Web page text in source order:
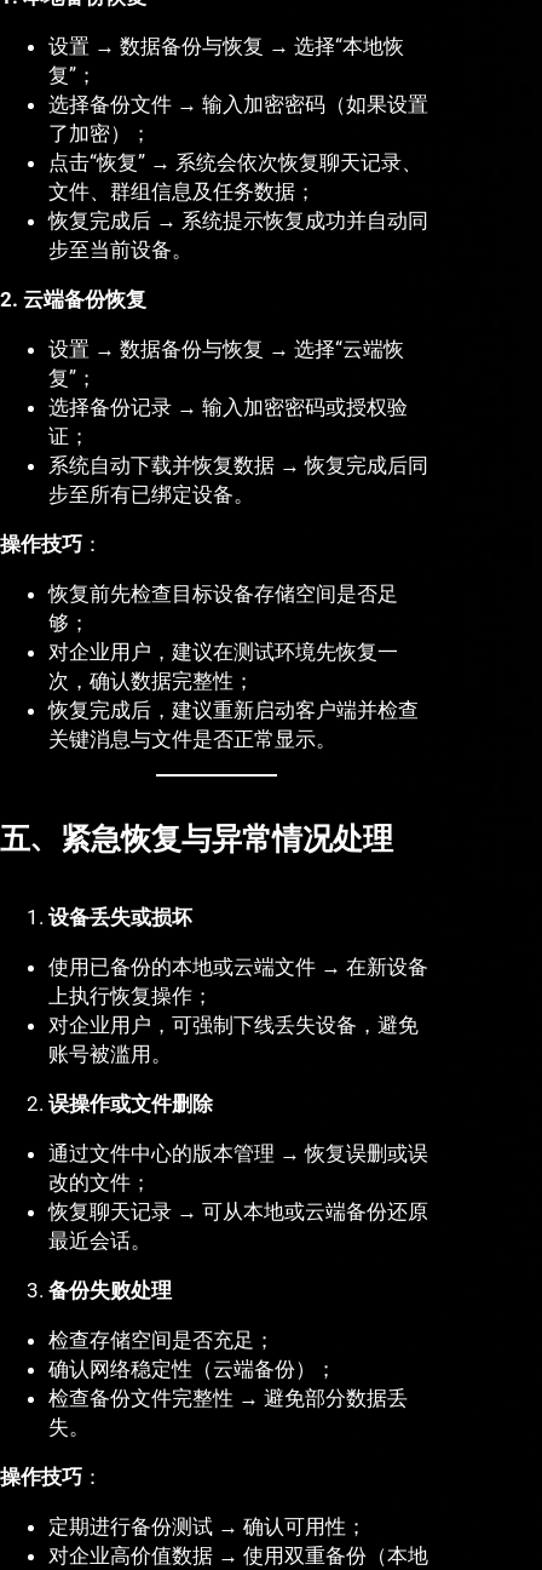
设置 → 数据备份与恢复 → 选择“本地恢
复”；
选择备份文件 → 输入加密密码（如果设置
了加密）；
点击“恢复” → 系统会依次恢复聊天记录、
文件、群组信息及任务数据；
恢复完成后 → 系统提示恢复成功并自动同
步至当前设备。
2. 云端备份恢复
设置 → 数据备份与恢复 → 选择“云端恢
复”；
选择备份记录 → 输入加密密码或授权验
证；
系统自动下载并恢复数据 → 恢复完成后同
步至所有已绑定设备。
操作技巧 ：
恢复前先检查目标设备存储空间是否足
够；
对企业用户，建议在测试环境先恢复一
次，确认数据完整性；
恢复完成后，建议重新启动客户端并检查
关键消息与文件是否正常显示。
五、紧急恢复与异常情况处理
设备丢失或损坏
使用已备份的本地或云端文件 → 在新设备
上执行恢复操作；
对企业用户，可强制下线丢失设备，避免
账号被滥用。
误操作或文件删除
通过文件中心的版本管理 → 恢复误删或误
改的文件；
恢复聊天记录 → 可从本地或云端备份还原
最近会话。
备份失败处理
检查存储空间是否充足；
确认网络稳定性（云端备份）；
检查备份文件完整性 → 避免部分数据丢
失。
操作技巧 ：
定期进行备份测试 → 确认可用性；
对企业高价值数据 → 使用双重备份（本地